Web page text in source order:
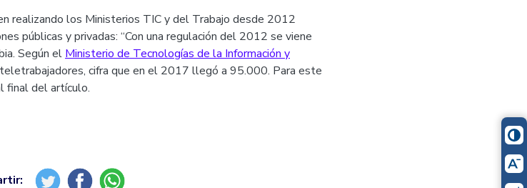
realizando los Ministerios TIC y del Trabajo desde 2012
públicas y privadas: “Con una regulación del 2012 se viene
Según el Ministerio de Tecnologías de la Información y
cifra que en el 2017 llegó a 95.000. Para este
final del artículo.